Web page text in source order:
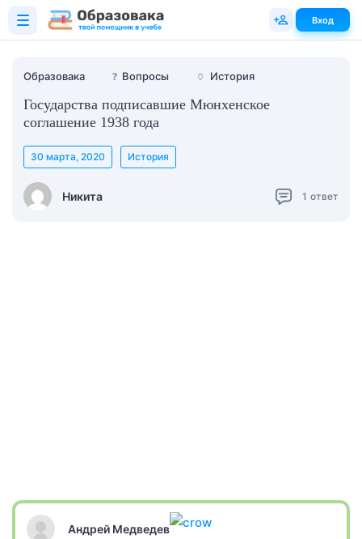
Образовака ❓ Вопросы 🏺 История
Государства подписавшие Мюнхенское
соглашение 1938 года
Никита
30 марта, 2020 История
1 ответ
Андрей Медведев
Вход